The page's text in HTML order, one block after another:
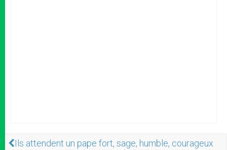
Ils attendent un pape fort, sage, humble, courageux